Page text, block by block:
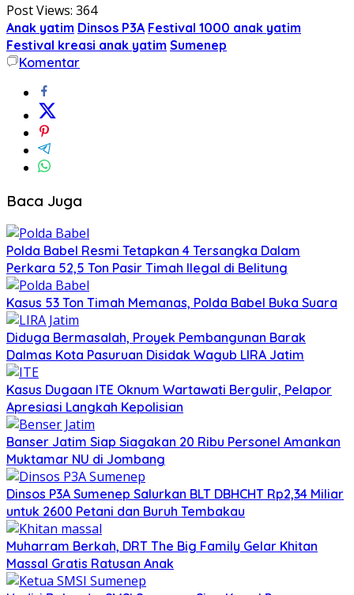
Post Views: 364
Anak yatim Dinsos P3A Festival 1000 anak yatim
Festival kreasi anak yatim Sumenep
Komentar
Baca Juga
Polda Babel Resmi Tetapkan 4 Tersangka Dalam
Perkara 52,5 Ton Pasir Timah Ilegal di Belitung
Kasus 53 Ton Timah Memanas, Polda Babel Buka Suara
Diduga Bermasalah, Proyek Pembangunan Barak
Dalmas Kota Pasuruan Disidak Wagub LIRA Jatim
Kasus Dugaan ITE Oknum Wartawati Bergulir, Pelapor
Apresiasi Langkah Kepolisian
Banser Jatim Siap Siagakan 20 Ribu Personel Amankan
Muktamar NU di Jombang
Dinsos P3A Sumenep Salurkan BLT DBHCHT Rp2,34 Miliar
untuk 2600 Petani dan Buruh Tembakau
Muharram Berkah, DRT The Big Family Gelar Khitan
Massal Gratis Ratusan Anak